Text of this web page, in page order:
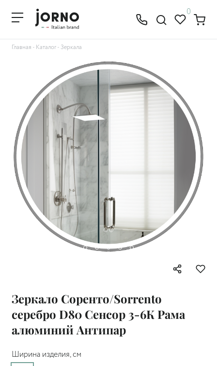
0
Главная - Каталог- Зеркала
Зеркало Соренто/Sorrento
серебро D80 Сенсор 3-6К Рама
алюминий Антипар
Ширина изделия, см